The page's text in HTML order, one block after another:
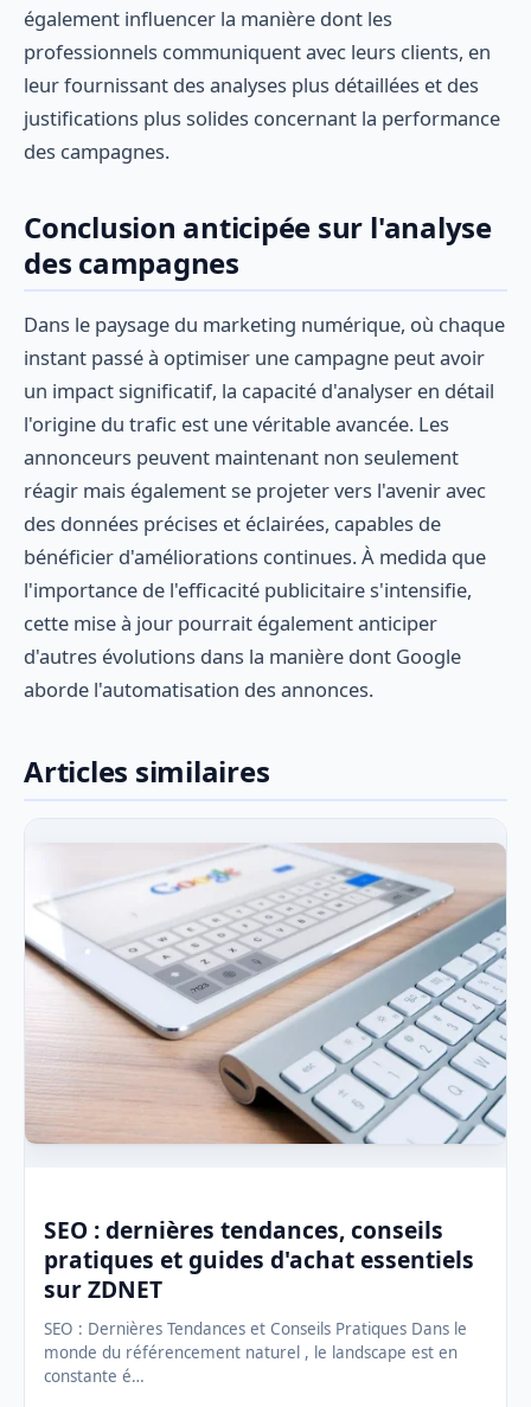
également influencer la manière dont les
professionnels communiquent avec leurs clients, en
leur fournissant des analyses plus détaillées et des
justifications plus solides concernant la performance
des campagnes.
Conclusion anticipée sur l'analyse
des campagnes
Dans le paysage du marketing numérique, où chaque
instant passé à optimiser une campagne peut avoir
un impact significatif, la capacité d'analyser en détail
l'origine du trafic est une véritable avancée. Les
annonceurs peuvent maintenant non seulement
réagir mais également se projeter vers l'avenir avec
des données précises et éclairées, capables de
bénéficier d'améliorations continues. À medida que
l'importance de l'efficacité publicitaire s'intensifie,
cette mise à jour pourrait également anticiper
d'autres évolutions dans la manière dont Google
aborde l'automatisation des annonces.
Articles similaires
SEO : dernières tendances, conseils
pratiques et guides d'achat essentiels
sur ZDNET
SEO : Dernières Tendances et Conseils Pratiques Dans le
monde du référencement naturel , le landscape est en
constante é…